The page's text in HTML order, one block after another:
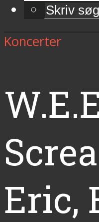
Koncerter
Eric,